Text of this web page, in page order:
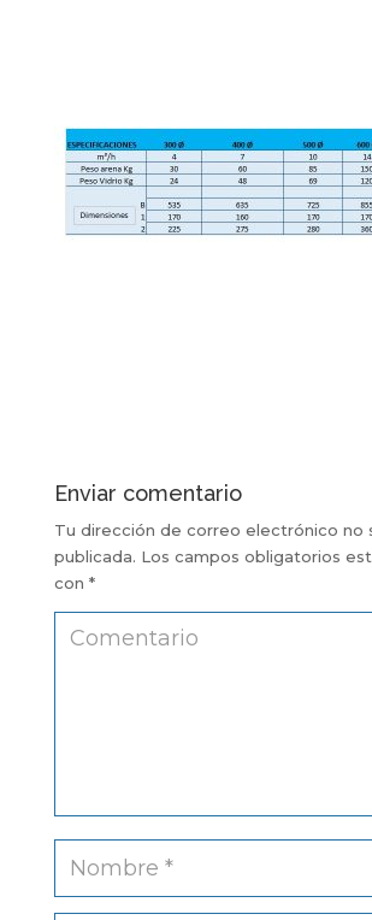
Enviar comentario
Tu dirección de correo electrónico no
publicada. Los campos obligatorios
con *